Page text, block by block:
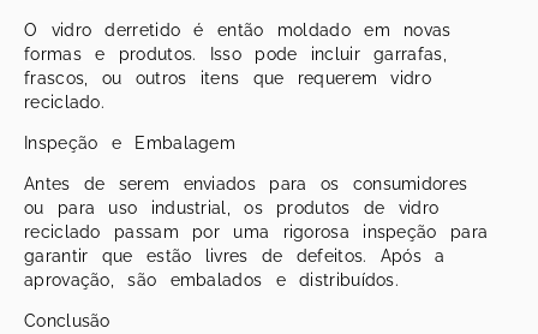
O vidro derretido é então moldado em novas
formas e produtos. Isso pode incluir garrafas,
frascos, ou outros itens que requerem vidro
reciclado.
Inspeção e Embalagem
Antes de serem enviados para os consumidores
ou para uso industrial, os produtos de vidro
reciclado passam por uma rigorosa inspeção para
garantir que estão livres de defeitos. Após a
aprovação, são embalados e distribuídos.
Conclusão